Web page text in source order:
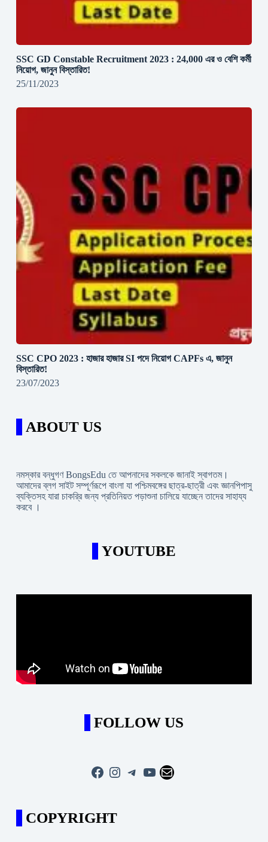
SSC GD Constable Recruitment 2023 : 24,000 এর ও বেশি কর্মী
নিয়োগ, জানুন বিস্তারিত!
25/11/2023
SSC CPO 2023 : হাজার হাজার SI পদে নিয়োগ CAPFs এ, জানুন
বিস্তারিত!
23/07/2023
ABOUT US
নমস্কার বন্ধুগণ BongsEdu তে আপনাদের সকলকে জানাই স্বাগতম।
আমাদের ব্লগ সাইট সম্পূর্ণরূপে বাংলা যা পশ্চিমবঙ্গের ছাত্র-ছাত্রী এবং জ্ঞানপিপাসু
ব্যক্তিসহ যারা চাকরি্র জন্য প্রতিনিয়ত পড়াশুনা চালিয়ে যাচ্ছেন তাদের সাহায্য
করবে ।
YOUTUBE
FOLLOW US
Facebook
Instagram
Telegram
YouTube
Mail
COPYRIGHT